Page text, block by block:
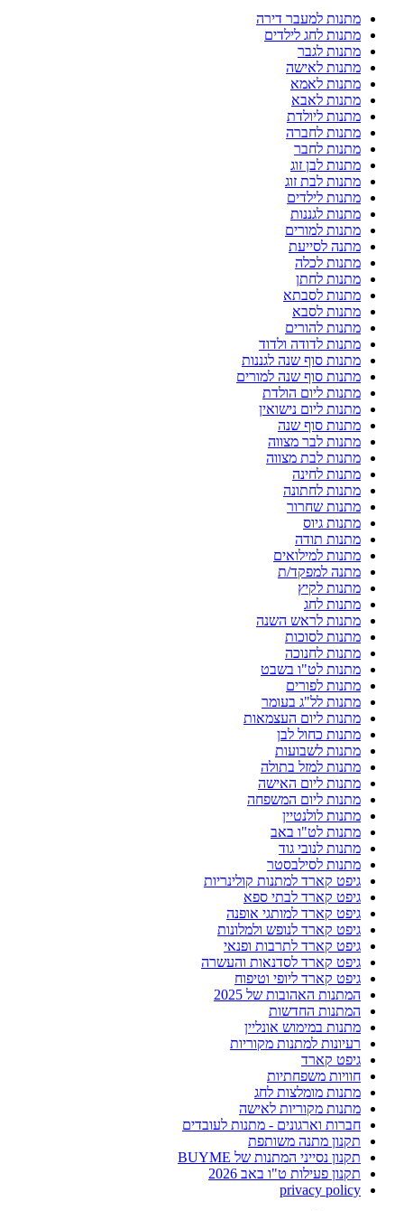
מתנות למעבר דירה
מתנות לחג לילדים
מתנות לגבר
מתנות לאישה
מתנות לאמא
מתנות לאבא
מתנות ליולדת
מתנות לחברה
מתנות לחבר
מתנות לבן זוג
מתנות לבת זוג
מתנות לילדים
מתנות לגננות
מתנות למורים
מתנה לסייעת
מתנות לכלה
מתנות לחתן
מתנות לסבתא
מתנות לסבא
מתנות להורים
מתנות לדודה ולדוד
מתנות סוף שנה לגננות
מתנות סוף שנה למורים
מתנות ליום הולדת
מתנות ליום נישואין
מתנות סוף שנה
מתנות לבר מצווה
מתנות לבת מצווה
מתנות לחינה
מתנות לחתונה
מתנות שחרור
מתנות גיוס
מתנות תודה
מתנות למילואים
מתנה למפקד/ת
מתנות לקיץ
מתנות לחג
מתנות לראש השנה
מתנות לסוכות
מתנות לחנוכה
מתנות לט"ו בשבט
מתנות לפורים
מתנות לל"ג בעומר
מתנות ליום העצמאות
מתנות כחול לבן
מתנות לשבועות
מתנות למזל בתולה
מתנות ליום האישה
מתנות ליום המשפחה
מתנות לולנטיין
מתנות לט"ו באב
מתנות לנובי גוד
מתנות לסילבסטר
גיפט קארד למתנות קולינריות
גיפט קארד לבתי ספא
גיפט קארד למותגי אופנה
גיפט קארד לנופש ולמלונות
גיפט קארד לתרבות ופנאי
גיפט קארד לסדנאות והעשרה
גיפט קארד ליופי וטיפוח
המתנות האהובות של 2025
המתנות החדשות
מתנות במימוש אונליין
רעיונות למתנות מקוריות
גיפט קארד
חוויות משפחתיות
מתנות מומלצות לחג
מתנות מקוריות לאישה
חברות וארגונים - מתנות לעובדים
תקנון מתנה משותפת
תקנון נסייני המתנות של BUYME
תקנון פעילות ט"ו באב 2026
privacy policy